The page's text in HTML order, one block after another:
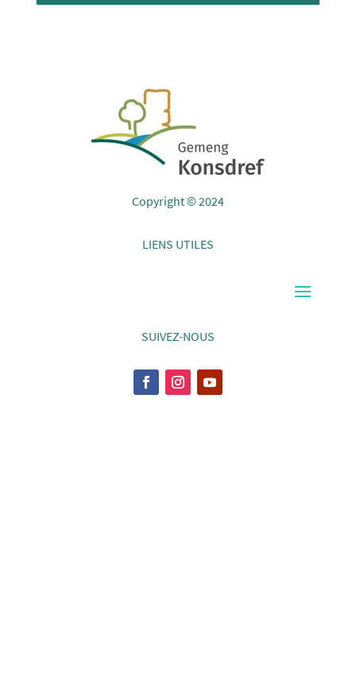
Copyright © 2024
LIENS UTILES
SUIVEZ-NOUS